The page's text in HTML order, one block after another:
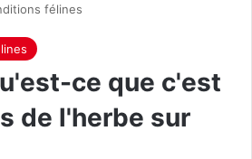
félines
ce que c'est
de l'herbe sur